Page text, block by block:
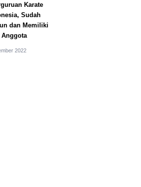
Karate
Sudah
dan Memiliki
Anggota
2022